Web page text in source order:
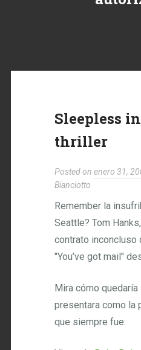
Sleepless
thriller
Posted onenero 31,
Bianciotto
Remember la
Seattle? Tom
contrato inconcluso
"You’ve got mail"
Mira cómo
presentara como la
que siempre fue: